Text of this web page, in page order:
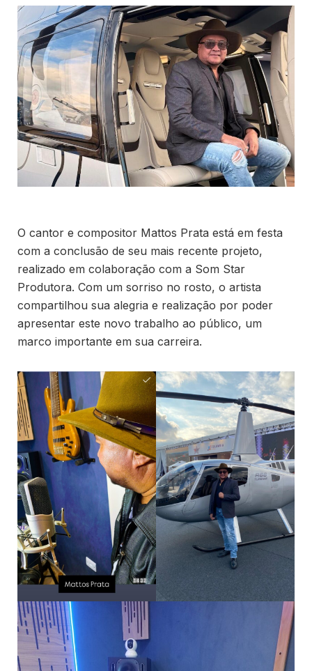
O cantor e compositor Mattos Prata está em festa
com a conclusão de seu mais recente projeto,
realizado em colaboração com a Som Star
Produtora. Com um sorriso no rosto, o artista
compartilhou sua alegria e realização por poder
apresentar este novo trabalho ao público, um
marco importante em sua carreira.